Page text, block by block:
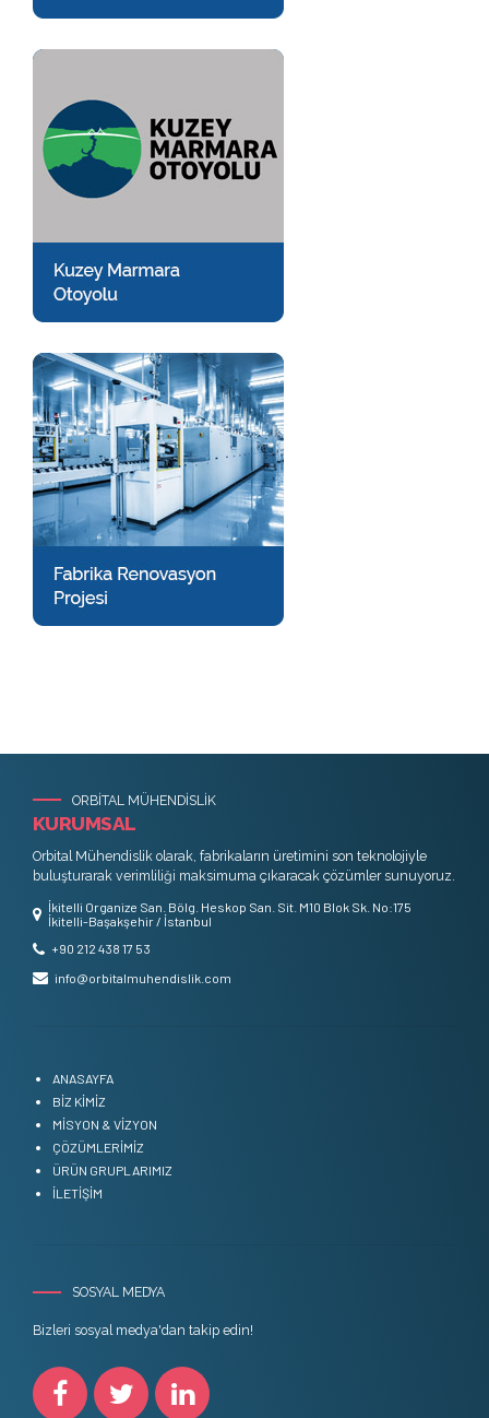
ORBİTAL MÜHENDİSLİK
KURUMSAL
Orbital Mühendislik olarak, fabrikaların üretimini son teknolojiyle
buluşturarak verimliliği maksimuma çıkaracak çözümler sunuyoruz.
İkitelli Organize San. Bölg. Heskop San. Sit. M10 Blok Sk. No:175
İkitelli-Başakşehir / İstanbul
+90 212 438 17 53
info@orbitalmuhendislik.com
ANASAYFA
BİZ KİMİZ
MİSYON & VİZYON
ÇÖZÜMLERİMİZ
ÜRÜN GRUPLARIMIZ
İLETİŞİM
SOSYAL MEDYA
Bizleri sosyal medya'dan takip edin!